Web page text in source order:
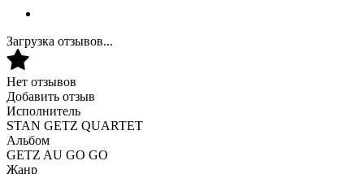
Загрузка отзывов...
Нет отзывов
Добавить отзыв
Исполнитель
STAN GETZ QUARTET
Альбом
GETZ AU GO GO
Жанр